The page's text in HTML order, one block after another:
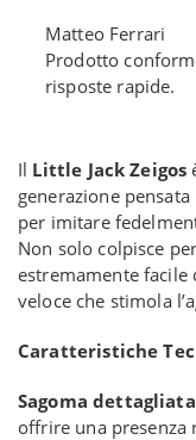
Matteo Ferrari
Prodotto
risposte rapide.
Il Little Jack Zeigos
generazione
per imitare
Non solo colpisce
estremamente facile
veloce che stimola
Caratteristiche
Sagoma
offrire una presenza